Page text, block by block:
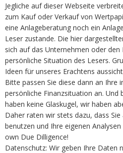
Jegliche auf dieser Webseite
zum Kauf oder Verkauf von
eine Anlageberatung noch ein
Leser zustande. Die hier
sich auf das Unternehmen oder
persönliche Situation des Lesers.
Ideen für unseres Erachtens
Bitte passen Sie diese dann an Ihre
persönliche Finanzsituation an. Und
haben keine Glaskugel, wir haben
Daher raten wir stets dazu, dass
benutzen und Ihre eigenen
own Due Dilligence!
Datenschutz: Wir geben Ihre Daten